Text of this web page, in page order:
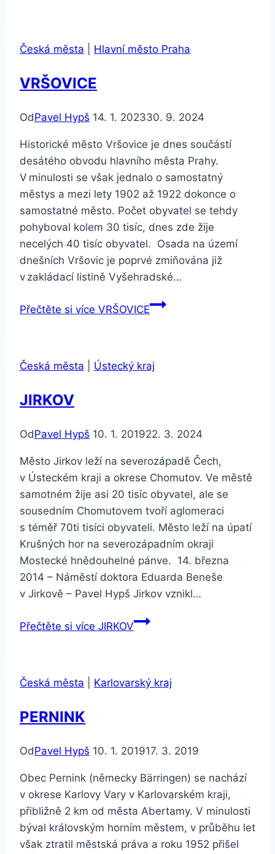
Česká města Hlavní město Praha
VRŠOVICE
OdPavel Hypš 14. 1. 202330. 9. 2024
Historické město Vršovice je dnes součástí
desátého obvodu hlavního města Prahy.
V minulosti se však jednalo o samostatný
městys a mezi lety 1902 až 1922 dokonce o
samostatné město. Počet obyvatel se tehdy
pohyboval kolem 30 tisíc, dnes zde žije
necelých 40 tisíc obyvatel. Osada na území
dnešních Vršovic je poprvé zmiňována již
v zakládací listině Vyšehradské…
Přečtěte si více VRŠOVICE
Česká města Ústecký kraj
JIRKOV
OdPavel Hypš 10. 1. 201922. 3. 2024
Město Jirkov leží na severozápadě Čech,
v Ústeckém kraji a okrese Chomutov. Ve městě
samotném žije asi 20 tisíc obyvatel, ale se
sousedním Chomutovem tvoří aglomeraci
s téměř 70ti tisíci obyvateli. Město leží na úpatí
Krušných hor na severozápadním okraji
Mostecké hnědouhelné pánve. 14. března
2014 – Náměstí doktora Eduarda Beneše
v Jirkově – Pavel Hypš Jirkov vznikl…
Přečtěte si více JIRKOV
Česká města Karlovarský kraj
PERNINK
OdPavel Hypš 10. 1. 201917. 3. 2019
Obec Pernink (německy Bärringen) se nachází
v okrese Karlovy Vary v Karlovarském kraji,
přibližně 2 km od města Abertamy. V minulosti
býval královským horním městem, v průběhu let
však ztratil městská práva a roku 1952 přišel